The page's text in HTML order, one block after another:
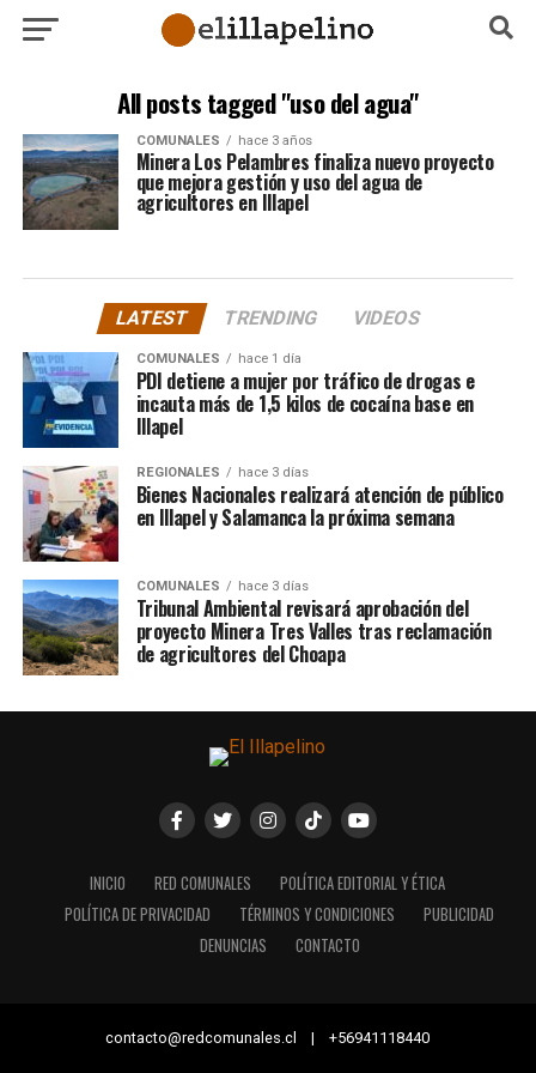
All posts tagged "uso del agua"
COMUNALES hace 3 años
Minera Los Pelambres finaliza nuevo proyecto
que mejora gestión y uso del agua de
agricultores en Illapel
LATEST TRENDING VIDEOS
COMUNALES hace 1 día
PDI detiene a mujer por tráfico de drogas e
incauta más de 1,5 kilos de cocaína base en
Illapel
REGIONALES hace 3 días
Bienes Nacionales realizará atención de público
en Illapel y Salamanca la próxima semana
COMUNALES hace 3 días
Tribunal Ambiental revisará aprobación del
proyecto Minera Tres Valles tras reclamación
de agricultores del Choapa
INICIO RED COMUNALES
POLÍTICA EDITORIAL Y ÉTICA
POLÍTICA DE PRIVACIDAD
TÉRMINOS Y CONDICIONES
PUBLICIDAD
DENUNCIAS
CONTACTO
contacto@redcomunales.cl | +56941118440